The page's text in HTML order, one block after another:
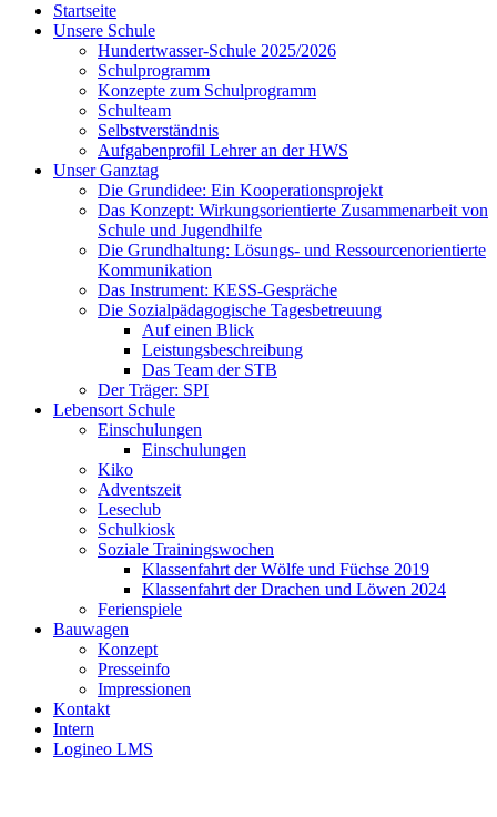
Startseite
Unsere Schule
Hundertwasser-Schule 2025/2026
Schulprogramm
Konzepte zum Schulprogramm
Schulteam
Selbst­ver­ständ­nis
Aufgabenprofil Lehrer an der HWS
Unser Ganztag
Die Grundidee: Ein Kooperationsprojekt
Das Konzept: Wirkungsorientierte Zusammenarbeit von
Schule und Jugendhilfe
Die Grundhaltung: Lösungs- und Ressourcenorientierte
Kommunikation
Das Instrument: KESS-Gespräche
Die Sozialpädagogische Tagesbetreuung
Auf einen Blick
Leistungsbeschreibung
Das Team der STB
Der Träger: SPI
Lebensort Schule
Einschulungen
Einschulungen
Kiko
Adventszeit
Leseclub
Schulkiosk
Soziale Trainingswochen
Klassenfahrt der Wölfe und Füchse 2019
Klassenfahrt der Drachen und Löwen 2024
Ferienspiele
Bauwagen
Konzept
Presseinfo
Impressionen
Kontakt
Intern
Logineo LMS